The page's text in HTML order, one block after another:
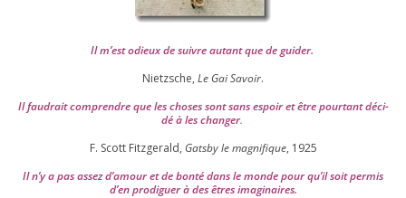
Il m’est odieux de suivre autant que de gui­der.
Nietzsche, Le Gai Savoir.
Il fau­drait com­prendre que les choses sont sans espoir et être pour­tant déci­
dé à les chan­ger.
F. Scott Fitzgerald, Gatsby le magni­fique, 1925
Il n’y a pas assez d’a­mour et de bon­té dans le monde pour qu’il soit per­mis
d’en pro­di­guer à des êtres imaginaires.